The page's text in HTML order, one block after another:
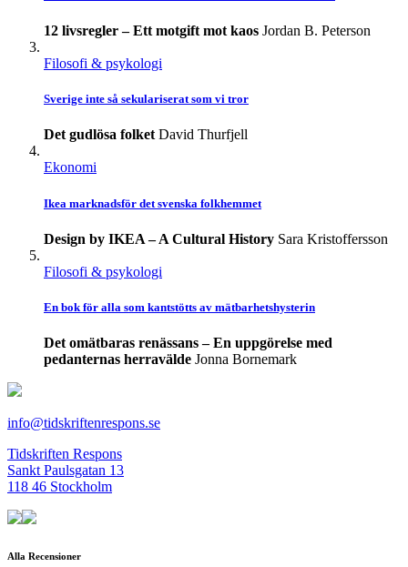
12 livsregler – Ett motgift mot kaos Jordan B. Peterson
Filosofi & psykologi
Sverige inte så sekulariserat som vi tror
Det gudlösa folket David Thurfjell
Ekonomi
Ikea marknadsför det svenska folkhemmet
Design by IKEA – A Cultural History Sara Kristoffersson
Filosofi & psykologi
En bok för alla som kantstötts av mätbarhetshysterin
Det omätbaras renässans – En uppgörelse med
pedanternas herravälde Jonna Bornemark
info@tidskriftenrespons.se
Tidskriften Respons
Sankt Paulsgatan 13
118 46 Stockholm
Alla Recensioner